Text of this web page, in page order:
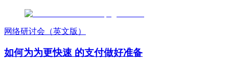
网络研讨会（英文版）
如何为为更快速 的支付做好准备